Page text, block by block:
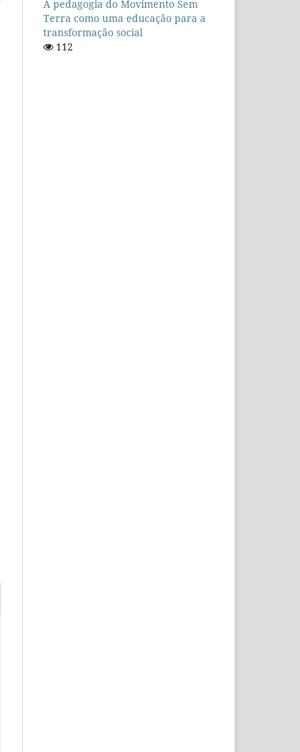
A pedagogia do Movimento Sem
Terra como uma educação para a
transformação social
112